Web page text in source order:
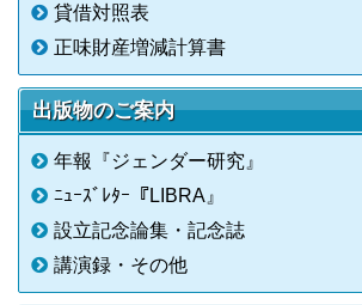
貸借対照表
正味財産増減計算書
出版物のご案内
年報『ジェンダー研究』
ﾆｭｰｽﾞﾚﾀｰ『LIBRA』
設立記念論集・記念誌
講演録・その他